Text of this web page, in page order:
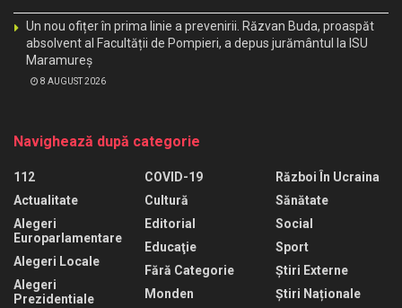
Un nou ofițer în prima linie a prevenirii. Răzvan Buda, proaspăt
absolvent al Facultății de Pompieri, a depus jurământul la ISU
Maramureș
8 AUGUST 2026
Navighează după categorie
112
Actualitate
Alegeri
Europarlamentare
Alegeri Locale
Alegeri
Prezidentiale
COVID-19
Cultură
Editorial
Educaţie
Fără Categorie
Monden
Război În Ucraina
Sănătate
Social
Sport
Știri Externe
Știri Naționale